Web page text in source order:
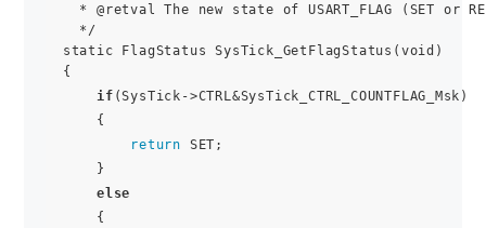
* @retval The new state of USART_FLAG (SET or
*/
static FlagStatus SysTick_GetFlagStatus(void)
{
if (SysTick->CTRL&SysTick_CTRL_COUNTFLAG_Msk)
{
return SET;
}
else
{